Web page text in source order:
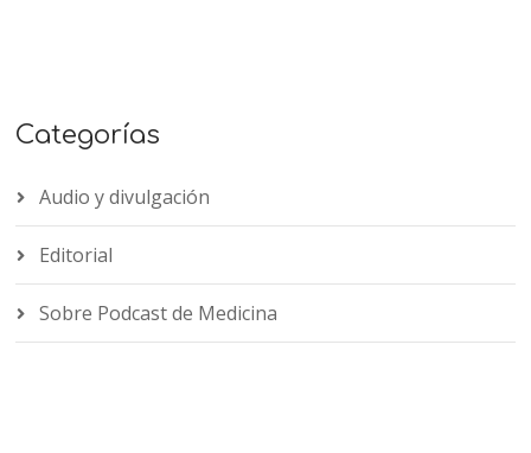
Categorías
Audio y divulgación
Editorial
Sobre Podcast de Medicina